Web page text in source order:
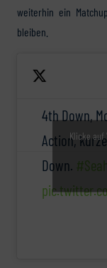
weiterhin ein
bleiben.
4th Down,
Action,
Down.
Klicke auf